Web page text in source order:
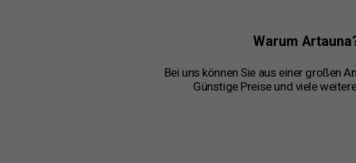
Warum
Bei uns können Sie aus einer großen
Günstige Preise und viele